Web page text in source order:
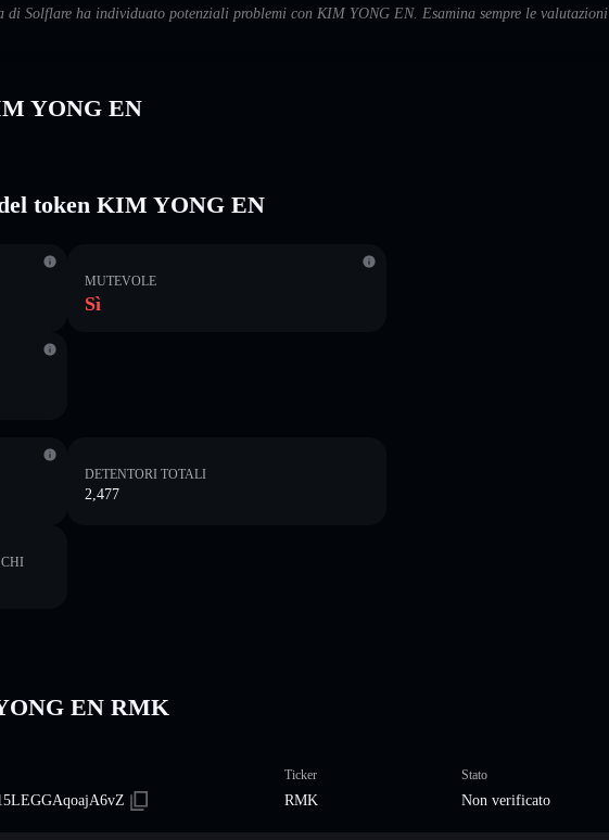
di Solflare ha individuato potenziali problemi con KIM YONG EN. Esamina sempre le valutazioni
YONG EN
token KIM YONG EN
MUTEVOLE
Sì
DETENTORI TOTALI
2,477
EN RMK
Ticker
RMK
Stato
Non verificato